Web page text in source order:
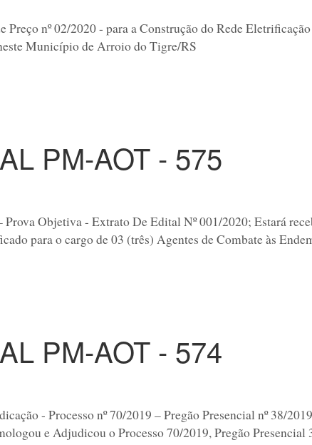
Preço nº 02/2020 - para a Construção do Rede
Município de Arroio do Tigre/RS
PM-AOT - 575
Objetiva - Extrato De Edital Nº 001/2020; Estará
para o cargo de 03 (três) Agentes de Combate às
PM-AOT - 574
- Processo nº 70/2019 – Pregão Presencial nº 38/
e Adjudicou o Processo 70/2019, Pregão Presencial